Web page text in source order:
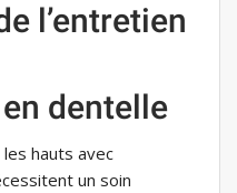
l’entretien
dentelle
hauts avec
un soin